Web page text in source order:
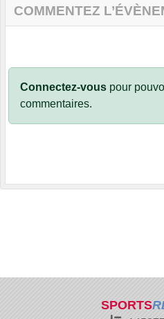
COMMENTEZ
Connectez-vous pour
commentaires.
SPORTS